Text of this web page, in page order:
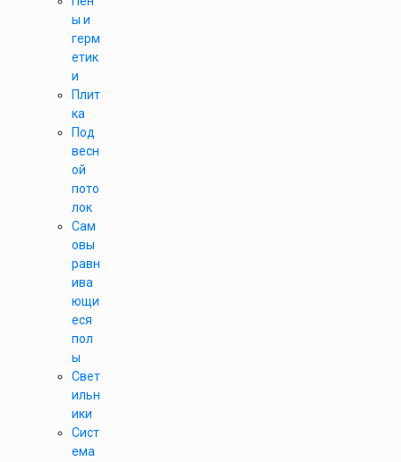
ы и
герм
етик
и
Плит
ка
Под
весн
ой
пото
лок
Сам
овы
равн
ива
ющи
еся
пол
ы
Свет
ильн
ики
Сист
ема